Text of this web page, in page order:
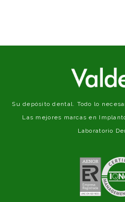
Su depósito dental. Todo lo
Las mejores marcas en
Laboratorio